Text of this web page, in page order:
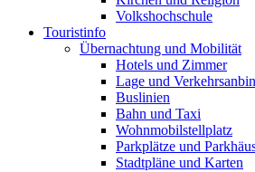
Volkshochschule
Touristinfo
Übernachtung und Mobilität
Hotels und Zimmer
Lage und
Buslinien
Bahn und Taxi
Wohnmobilstellplatz
Parkplätze und
Stadtpläne und Karten